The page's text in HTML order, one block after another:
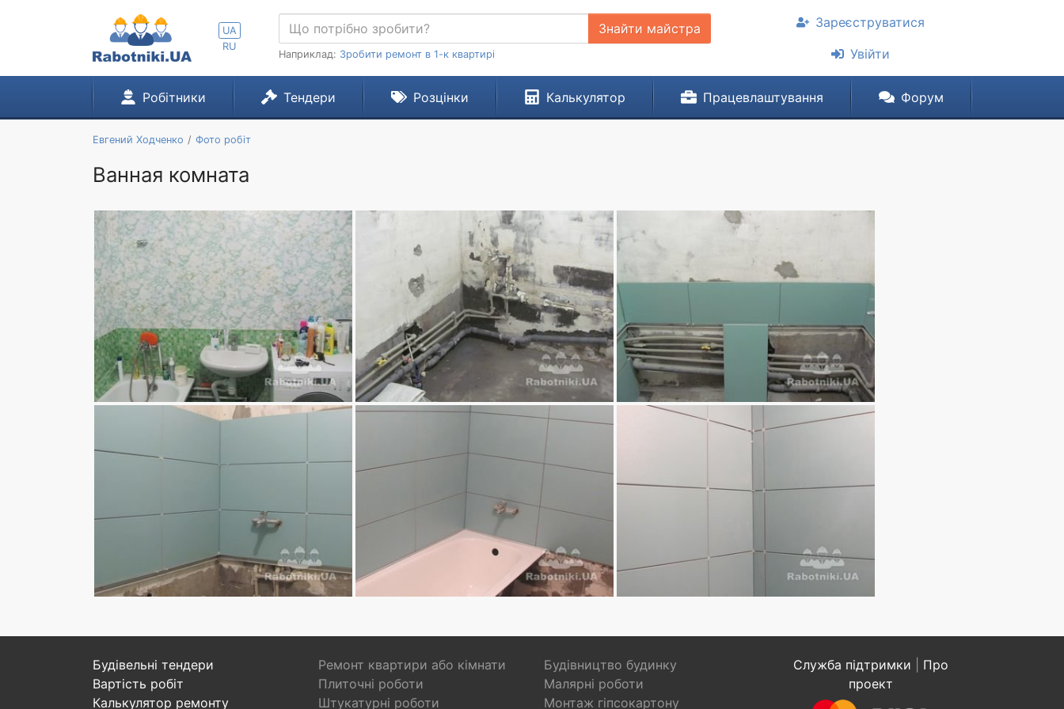
UA
RU
Знайти майстра
Наприклад: Зробити ремонт в 1-к квартирі
Зареєструватися
Увійти
Робітники Тендери Розцінки Калькулятор Працевлаштування Форум
Евгений Ходченко Фото робіт
Ванная комната
Будівельні тендери
Вартість робіт
Калькулятор ремонту
Ремонт квартири або кімнати
Будівництво будинку
Плиточні роботи
Малярні роботи
Штукатурні роботи
Монтаж гіпсокартону
Служба підтримки
Про
проект